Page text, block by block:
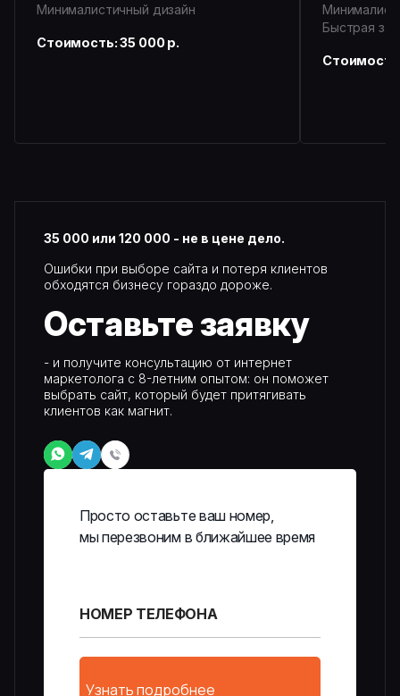
Минималистичный дизайн
Стоимость: 35 000 р.
Быстрая
35 000 или 120 000 - не в цене дело.
Ошибки при выборе сайта и потеря клиентов
обходятся бизнесу гораздо дороже.
Оставьте заявку
- и получите консультацию от интернет
маркетолога с 8-летним опытом: он поможет
выбрать сайт, который будет притягивать
клиентов как магнит.
Просто оставьте ваш номер,
мы перезвоним в ближайшее время